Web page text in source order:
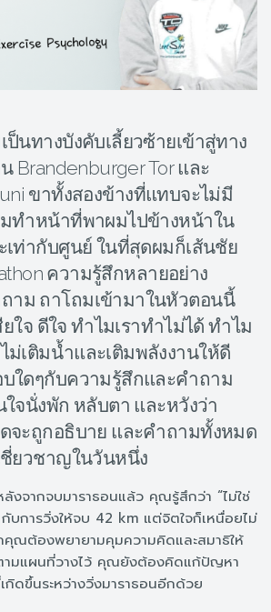
นทางบังคับเลี้ยวซ้ายเข้าสู่ทาง
Brandenburger Tor และ
ขาทั้งสองข้างที่แทบจะไม่มี
มทำหน้าที่พาผมไปข้างหน้าใน
ท่ากับศูนย์ ในที่สุดผมก็เส้นชัย
ความรู้สึกหลายอย่าง
าม ถาโถมเข้ามาในหัวตอนนี้
ใจ ดีใจ ทำไมเราทำไม่ได้ ทำไม
ม่เติมน้ำและเติมพลังงานให้ดี
ใดๆกับความรู้สึกและคำถาม
จนั่งพัก หลับตา และหวังว่า
จะถูกอธิบาย และคำถามทั้งหมด
ชี่ยวชาญในวันหนึ่ง
งจากจบมาราธอนแล้ว คุณรู้สึกว่า “ไม่ใช่
บการวิ่งให้จบ 42 km แต่จิตใจก็เหนื่อยไม่
คุณต้องพยายามคุมความคิดและสมาธิให้
ามแผนที่วางไว้ คุณยังต้องคิดแก้ปัญหา
ดขึ้นระหว่างวิ่งมาราธอนอีกด้วย